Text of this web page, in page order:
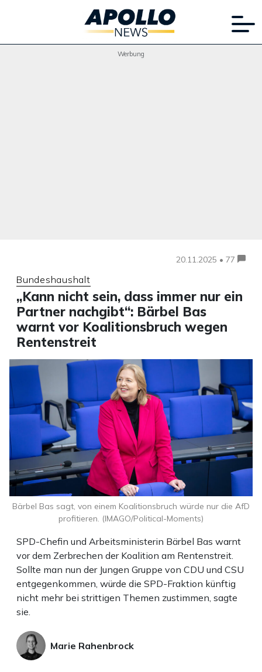
Werbung
20.11.2025 • 77
Bundeshaushalt
„Kann nicht sein, dass immer nur ein
Partner nachgibt“: Bärbel Bas
warnt vor Koalitionsbruch wegen
Rentenstreit
SPD-Chefin und Arbeitsministerin Bärbel Bas warnt
vor dem Zerbrechen der Koalition am Rentenstreit.
Sollte man nun der Jungen Gruppe von CDU und CSU
entgegenkommen, würde die SPD-Fraktion künftig
nicht mehr bei strittigen Themen zustimmen, sagte
sie.
Marie Rahenbrock
Bärbel Bas sagt, von einem Koalitionsbruch würde nur die AfD
profitieren. (IMAGO/Political-Moments)